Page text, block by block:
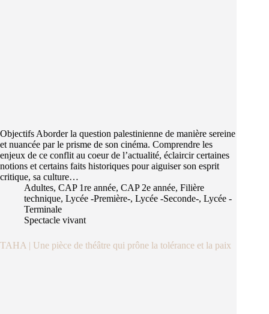
Objectifs Aborder la question palestinienne de manière sereine
et nuancée par le prisme de son cinéma. Comprendre les
enjeux de ce conflit au coeur de l’actualité, éclaircir certaines
notions et certains faits historiques pour aiguiser son esprit
critique, sa culture…
Adultes, CAP 1re année, CAP 2e année, Filière
technique, Lycée -Première-, Lycée -Seconde-, Lycée -
Terminale
Spectacle vivant
TAHA | Une pièce de théâtre qui prône la tolérance et la paix